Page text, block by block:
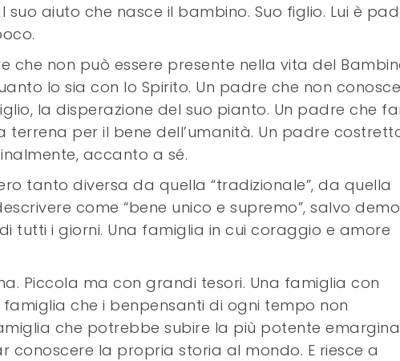
aiuto che nasce il bambino. Suo figlio. Lui è
che non può essere presente nella vita del
lo sia con lo Spirito. Un padre che non conosce
la disperazione del suo pianto. Un padre che
terrena per il bene dell’umanità. Un padre
accanto a sé.
tanto diversa da quella “tradizionale”, da quella
come “bene unico e supremo”, salvo
tutti i giorni. Una famiglia in cui coraggio e amore
Piccola ma con grandi tesori. Una famiglia con
che i benpensanti di ogni tempo non
che potrebbe subire la più potente
conoscere la propria storia al mondo. E riesce a